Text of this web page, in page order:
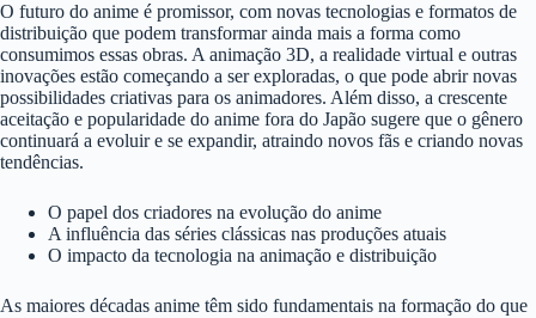
O futuro do anime é promissor, com novas tecnologias e formatos de
distribuição que podem transformar ainda mais a forma como
consumimos essas obras. A animação 3D, a realidade virtual e outras
inovações estão começando a ser exploradas, o que pode abrir novas
possibilidades criativas para os animadores. Além disso, a crescente
aceitação e popularidade do anime fora do Japão sugere que o gênero
continuará a evoluir e se expandir, atraindo novos fãs e criando novas
tendências.
O papel dos criadores na evolução do anime
A influência das séries clássicas nas produções atuais
O impacto da tecnologia na animação e distribuição
As maiores décadas anime têm sido fundamentais na formação do que